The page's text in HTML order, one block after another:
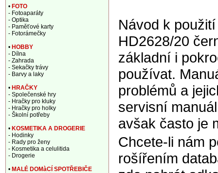
Návod k
HD2628/20
základní i
používat.
problémů a
servisní
avšak často je
Chcete-li nám
rošířením
• FOTO
- Fotoaparáty
- Optika
- Paměťové karty
- Fotorámečky
• HOBBY
- Dílna
- Zahrada
- Sekačky trávy
- Barvy a laky
• HRAČKY
- Společenské hry
- Hračky pro kluky
- Hračky pro holky
- Školní potřeby
• KOSMETIKA A DROGERIE
- Hodinky
- Rady pro ženy
- Kosmetika a celulitida
- Drogerie
• MALÉ DOMàCÍ SPOTŘEBIČE